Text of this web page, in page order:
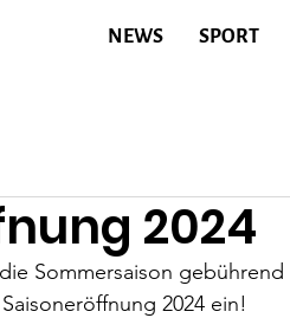
NEWS SPORT
2024
Sommersaison
2024 ein!